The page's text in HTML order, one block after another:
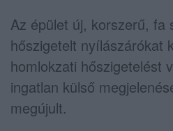
Az épület új, korszerű, fa
hőszigetelt nyílászárókat
homlokzati hőszigetelést
ingatlan külső
megújult.